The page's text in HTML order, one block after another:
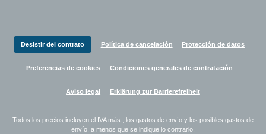
Desistir del contrato Política de cancelación Protección de datos
Preferencias de cookies Condiciones generales de contratación
Aviso legal Erklärung zur Barrierefreiheit
Todos los precios incluyen el IVA más , los gastos de envío y los posibles gastos de
envío, a menos que se indique lo contrario.